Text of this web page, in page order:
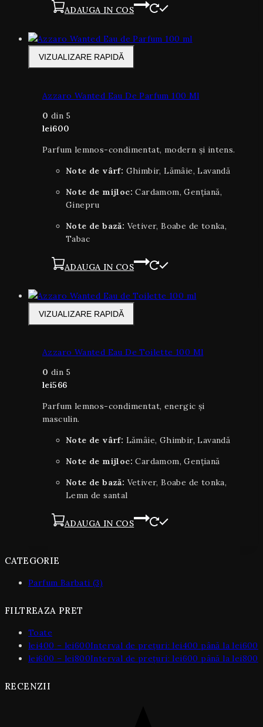
ADAUGA IN COS
VIZUALIZARE RAPIDĂ
Azzaro Wanted Eau De Parfum 100 Ml
0 din 5
lei600
Parfum lemnos-condimentat, modern și intens.
Note de vârf: Ghimbir, Lămâie, Lavandă
Note de mijloc: Cardamom, Gențiană,
Ginepru
Note de bază: Vetiver, Boabe de tonka,
Tabac
ADAUGA IN COS
VIZUALIZARE RAPIDĂ
Azzaro Wanted Eau De Toilette 100 Ml
0 din 5
lei566
Parfum lemnos-condimentat, energic și
masculin.
Note de vârf: Lămâie, Ghimbir, Lavandă
Note de mijloc: Cardamom, Gențiană
Note de bază: Vetiver, Boabe de tonka,
Lemn de santal
ADAUGA IN COS
CATEGORIE
Parfum Barbati(3)
FILTREAZA PRET
Toate
lei400 – lei600Interval de prețuri: lei400 până la lei600
lei600 – lei800Interval de prețuri: lei600 până la lei800
RECENZII